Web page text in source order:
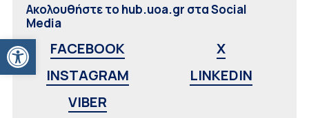
Ανοίξτε τη γραμμή εργαλείων
Ακολουθήστε το hub.uoa.gr στα Social
Media
FACEBOOK
X
INSTAGRAM
LINKEDIN
VIBER